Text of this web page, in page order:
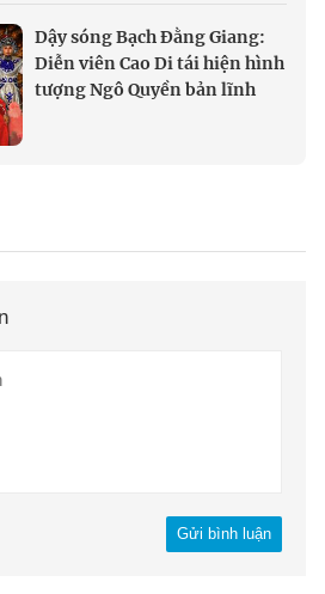
Dậy sóng Bạch Đằng Giang:
Diễn viên Cao Di tái hiện hình
tượng Ngô Quyền bản lĩnh
Gửi bình luận